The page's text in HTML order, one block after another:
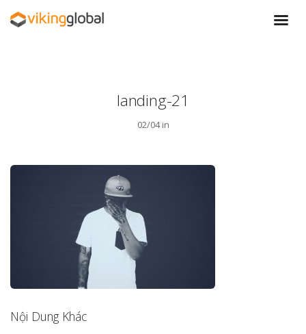
landing-21
02/04 in
Nội Dung Khác